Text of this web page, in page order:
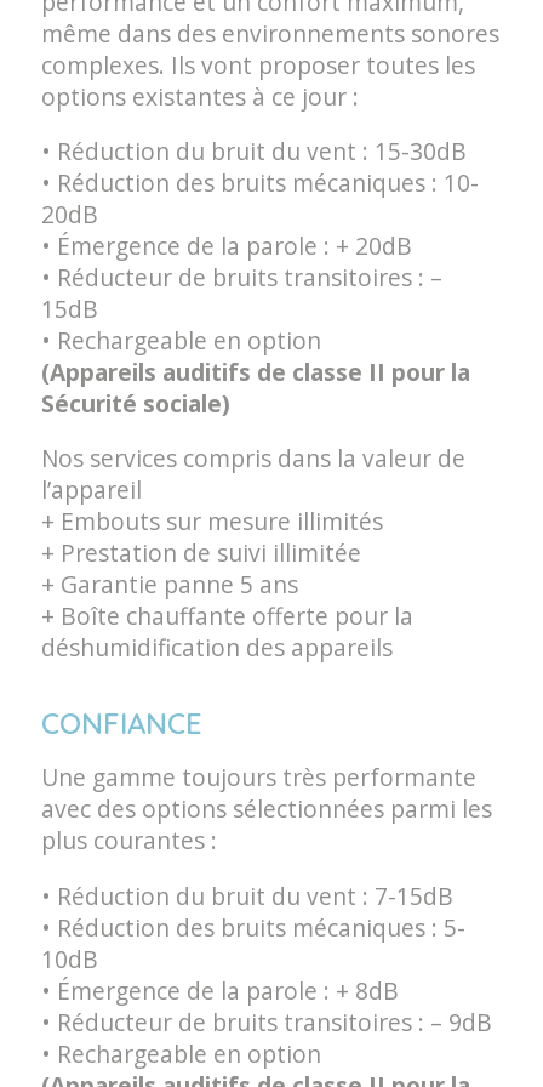
même dans des environnements sonores
complexes. Ils vont proposer toutes les
options existantes à ce jour :
• Réduction du bruit du vent : 15-30dB
• Réduction des bruits mécaniques : 10-
20dB
• Émergence de la parole : + 20dB
• Réducteur de bruits transitoires : –
15dB
• Rechargeable en option
(Appareils auditifs de classe II pour la
Sécurité sociale)
Nos services compris dans la valeur de
l’appareil
+ Embouts sur mesure illimités
+ Prestation de suivi illimitée
+ Garantie panne 5 ans
+ Boîte chauffante offerte pour la
déshumidification des appareils
CONFIANCE
Une gamme toujours très performante
avec des options sélectionnées parmi les
plus courantes :
• Réduction du bruit du vent : 7-15dB
• Réduction des bruits mécaniques : 5-
10dB
• Émergence de la parole : + 8dB
• Réducteur de bruits transitoires : – 9dB
• Rechargeable en option